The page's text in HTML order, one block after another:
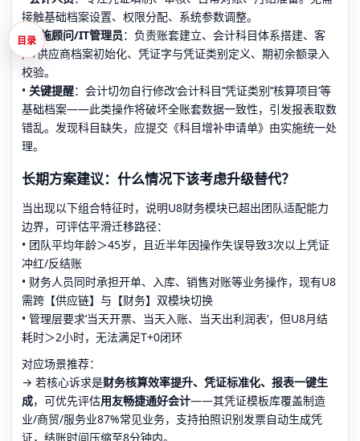
接触基础档案设置、权限分配、系统参数调整。
•实施顾问/IT管理员：负责账套建立、会计科目体系搭建、客
户/供应商档案初始化、凭证字与凭证类别定义、期初余额录入
校验。
• 关键提醒：会计切勿自行修改‘会计科目’‘凭证类别’‘核算项目’等
基础档案——此类操作将破坏全账套数据一致性，引发报表取数
错乱。发现科目缺失，应提交《科目增补申请单》由实施统一处
理。
长期方案建议：什么情况下该考虑升级替代？
当出现以下组合特征时，说明U8财务模块已超出团队适配能力
边界，可评估平滑迁移路径：
• 团队平均年龄＞45岁，且近半年因操作失误导致3次以上凭证
冲红/反结账
• 财务人员同时承担开单、入库、销售对账等业务操作，现有U8
需跨【供应链】与【财务】双模块切换
• 管理层要求‘当天开票、当天入账、当天出利润表’，但U8月结
耗时＞2小时，无法满足T+0闭环
对应场景推荐：
→ 若核心诉求是财务核算效率提升、凭证标准化、报表一键生
成，可优先评估用友畅捷通好会计——其凭证模板库覆盖制造
业/商贸/服务业87%常见业务，支持拍照识别发票自动生成凭
证，结账时间压缩至8分钟内。
目录